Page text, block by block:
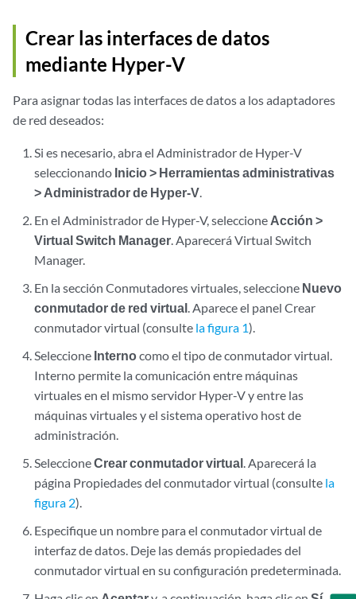
Crear las interfaces de datos
mediante Hyper-V
Para asignar todas las interfaces de datos a los adaptadores
de red deseados:
Si es necesario, abra el Administrador de Hyper-V
seleccionando Inicio > Herramientas administrativas
> Administrador de Hyper-V
En el Administrador de Hyper-V, seleccione Acción >
Virtual Switch Manager . Aparecerá Virtual Switch
Manager.
En la sección Conmutadores virtuales, seleccione Nuevo
conmutador de red virtual . Aparece el panel Crear
conmutador virtual (consulte la figura 1).
Seleccione Internocomo el tipo de conmutador virtual.
Interno permite la comunicación entre máquinas
virtuales en el mismo servidor Hyper-V y entre las
máquinas virtuales y el sistema operativo host de
administración.
SeleccioneCrear conmutador virtual . Aparecerá la
página Propiedades del conmutador virtual (consulte la
figura 2).
Especifique un nombre para el conmutador virtual de
interfaz de datos. Deje las demás propiedades del
conmutador virtual en su configuración predeterminada.